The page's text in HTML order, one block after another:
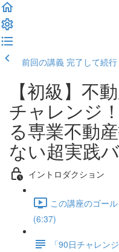
前回の講義 完了して続行
【初級】不
チャレンジ
る専業不動
ない超実践
イントロダクション
この講座のゴー
(6:37)
「90日チャレン